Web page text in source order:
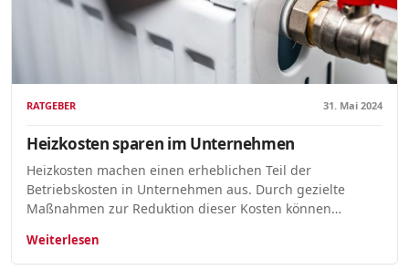
RATGEBER 31. Mai 2024
Heizkosten sparen im Unternehmen
Heizkosten machen einen erheblichen Teil der
Betriebskosten in Unternehmen aus. Durch gezielte
Maßnahmen zur Reduktion dieser Kosten können…
Weiterlesen